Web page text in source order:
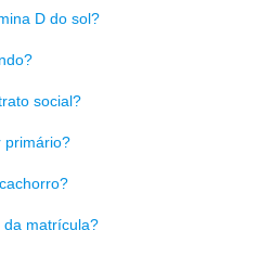
D do sol?
social?
primário?
da matrícula?